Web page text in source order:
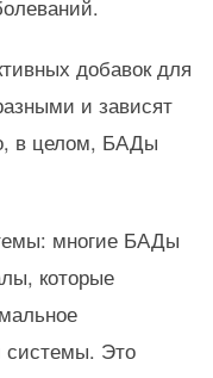
добавок для
и зависят
в целом, БАДы
многие БАДы
которые
системы. Это